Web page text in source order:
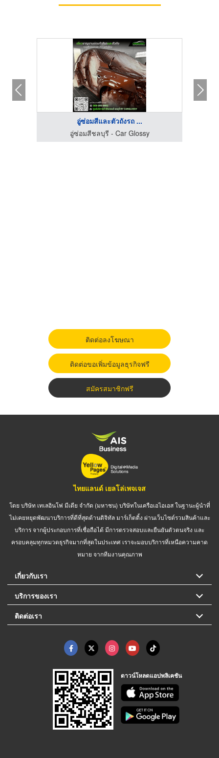
อู่ซ่อมสีและตัวถังรถ ...
อู่ซ่อมสีชลบุรี - Car Glossy
ติดต่อลงโฆษณา
ติดต่อขอเพิ่มข้อมูลธุรกิจฟรี
สมัครสมาชิกฟรี
ไทยแลนด์ เยลโล่เพจเจส
โดย บริษัท เทเลอินโฟ มีเดีย จำกัด (มหาชน) บริษัทในเครือเอไอเอส ในฐานะผู้นำที่
ไม่เคยหยุดพัฒนาบริการที่ดีที่สุดด้านดิจิทัล มาร์เก็ตติ้ง ผ่านเว็บไซต์รวมสินค้าและ
บริการ จากผู้ประกอบการที่เชื่อถือได้ มีการตรวจสอบและยืนยันตัวตนจริง และ
ครอบคลุมทุกหมวดธุรกิจมากที่สุดในประเทศ เราจะมอบบริการที่เหนือความคาด
หมาย จากทีมงานคุณภาพ
เกี่ยวกับเรา
บริการของเรา
ติดต่อเรา
ดาวน์โหลดแอปพลิเคชัน